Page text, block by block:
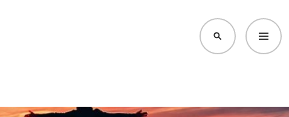
BUSCAR